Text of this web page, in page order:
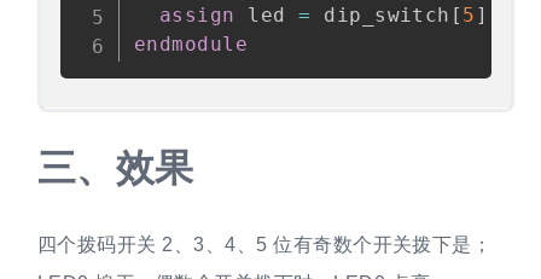
assign led = dip_switch [ 5 ]
endmodule
三、 效果
四个拨码开关 2、3、4、5 位有奇数个开关拨下是；